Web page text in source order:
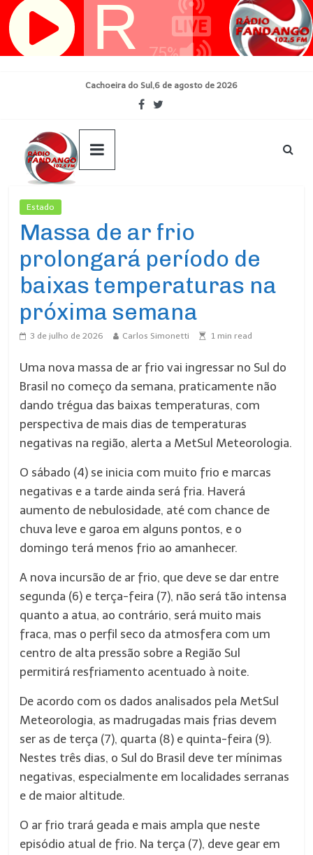
Pular
para
Cachoeira do Sul,6 de agosto de 2026
Estado
Massa de ar frio
prolongará período de
baixas temperaturas na
próxima semana
3 de julho de 2026 Carlos Simonetti 1 min read
Uma nova massa de ar frio vai ingressar no Sul do
Brasil no começo da semana, praticamente não
dando trégua das baixas temperaturas, com
perspectiva de mais dias de temperaturas
negativas na região, alerta a MetSul Meteorologia.
O sábado (4) se inicia com muito frio e marcas
negativas e a tarde ainda será fria. Haverá
aumento de nebulosidade, até com chance de
chuva leve e garoa em alguns pontos, e o
domingo terá menos frio ao amanhecer.
A nova incursão de ar frio, que deve se dar entre
segunda (6) e terça-feira (7), não será tão intensa
quanto a atua, ao contrário, será muito mais
fraca, mas o perfil seco da atmosfera com um
centro de alta pressão sobre a Região Sul
permitirá resfriamento acentuado à noite.
De acordo com os dados analisados pela MetSul
Meteorologia, as madrugadas mais frias devem
ser as de terça (7), quarta (8) e quinta-feira (9).
Nestes três dias, o Sul do Brasil deve ter mínimas
negativas, especialmente em localidades serranas
e de maior altitude.
O ar frio trará geada e mais ampla que neste
episódio atual de frio. Na terça (7), deve gear em